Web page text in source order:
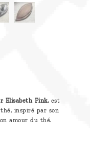
Elisabeth Fink,est
inspiré par son
amour du thé.